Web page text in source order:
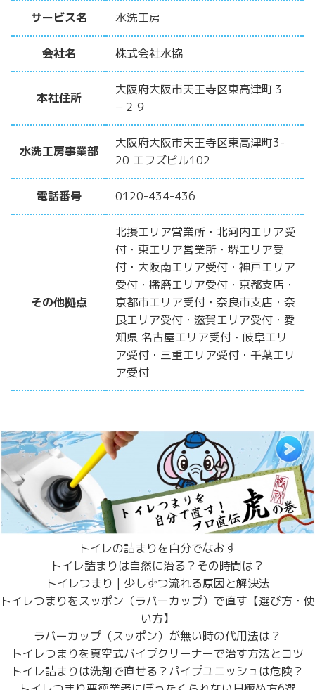
サービス名 水洗工房
会社名 株式会社水協
本社住所
大阪府大阪市天王寺区東高津町３
−２９
水洗工房事業部
大阪府大阪市天王寺区東高津町3-
20 エフズビル102
電話番号 0120-434-436
その他拠点
北摂エリア営業所・北河内エリア受
付・東エリア営業所・堺エリア受
付・大阪南エリア受付・神戸エリア
受付・播磨エリア受付・京都支店・
京都市エリア受付・奈良市支店・奈
良エリア受付・滋賀エリア受付・愛
知県 名古屋エリア受付・岐阜エリ
ア受付・三重エリア受付・千葉エリ
ア受付
トイレの詰まりを自分でなおす
トイレ詰まりは自然に治る？その時間は？
トイレつまり | 少しずつ流れる原因と解決法
トイレつまりをスッポン（ラバーカップ）で直す【選び方・使
い方】
ラバーカップ（スッポン）が無い時の代用法は？
トイレつまりを真空式パイプクリーナーで治す方法とコツ
トイレ詰まりは洗剤で直せる？パイプユニッシュは危険？